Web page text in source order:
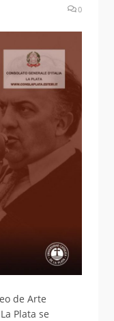
0
de Arte
Plata se